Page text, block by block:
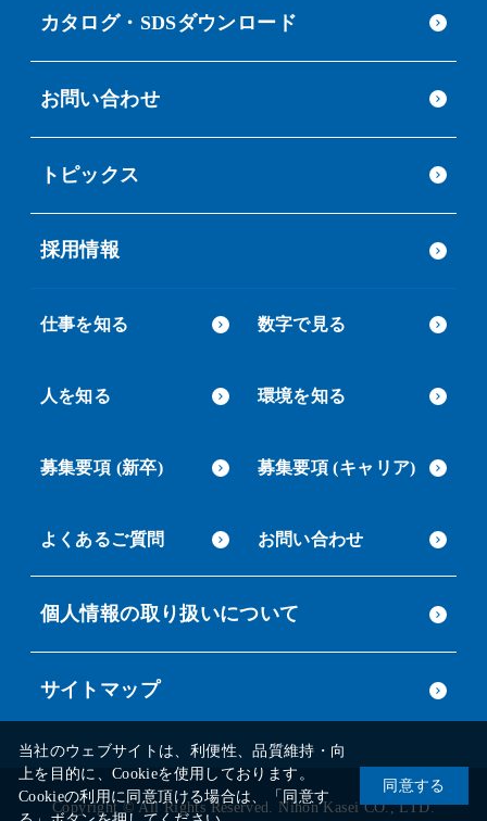
カタログ・SDSダウンロード
お問い合わせ
トピックス
採用情報
仕事を知る 数字で見る
人を知る 環境を知る
募集要項 (新卒) 募集要項 (キャリア)
よくあるご質問 お問い合わせ
個人情報の取り扱いについて
サイトマップ
Copyright © All Rights Reserved. Nihon Kasei CO., LTD.
当社のウェブサイトは、利便性、品質維持・向
上を目的に、Cookieを使用しております。
Cookieの利用に同意頂ける場合は、「同意す
同意する